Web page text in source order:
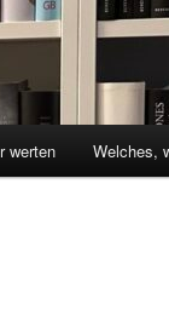
werten Welches,